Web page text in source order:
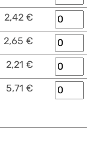
2,42 €
2,65 €
2,21 €
5,71 €